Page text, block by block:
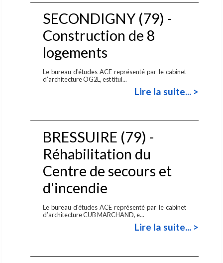
SECONDIGNY (79) -
Construction de 8
logements
Le bureau d'études ACE représenté par le cabinet
d’architecture OG2L, est titul...
Lire la suite... >
BRESSUIRE (79) -
Réhabilitation du
Centre de secours et
d'incendie
Le bureau d'études ACE représenté par le cabinet
d’architecture CUB MARCHAND, e...
Lire la suite... >